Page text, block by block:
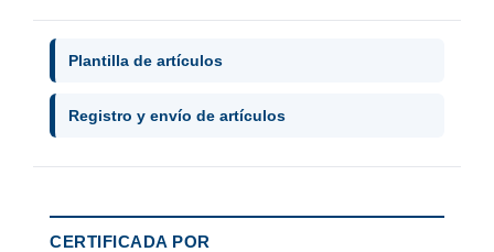
Plantilla de artículos
Registro y envío de artículos
CERTIFICADA POR